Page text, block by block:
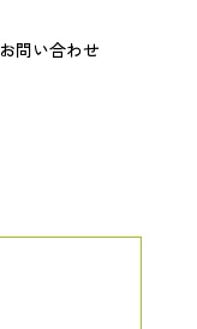
お問い合わせ